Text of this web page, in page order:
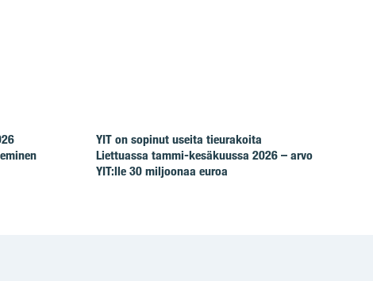
YIT on sopinut useita tieurakoita
Liettuassa tammi-kesäkuussa 2026 – arvo
YIT:lle 30 miljoonaa euroa